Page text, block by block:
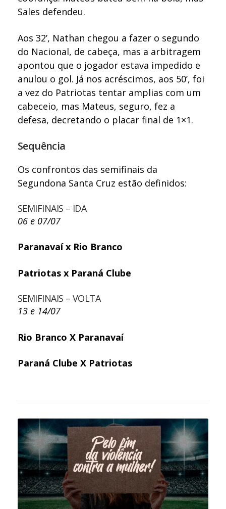
Sales defendeu.
Aos 32’, Nathan chegou a fazer o segundo
do Nacional, de cabeça, mas a arbitragem
apontou que o jogador estava impedido e
anulou o gol. Já nos acréscimos, aos 50’, foi
a vez do Patriotas tentar amplias com um
cabeceio, mas Mateus, seguro, fez a
defesa, decretando o placar final de 1×1.
Sequência
Os confrontos das semifinais da
Segundona Santa Cruz estão definidos:
SEMIFINAIS – IDA
06 e 07/07
Paranavaí x Rio Branco
Patriotas x Paraná Clube
SEMIFINAIS – VOLTA
13 e 14/07
Rio Branco X Paranavaí
Paraná Clube X Patriotas